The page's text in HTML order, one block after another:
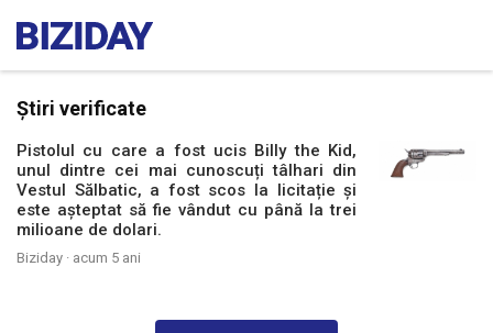
Știri verificate
Pistolul cu care a fost ucis Billy the Kid,
unul dintre cei mai cunoscuți tâlhari din
Vestul Sălbatic, a fost scos la licitație și
este așteptat să fie vândut cu până la trei
milioane de dolari.
Biziday · acum 5 ani